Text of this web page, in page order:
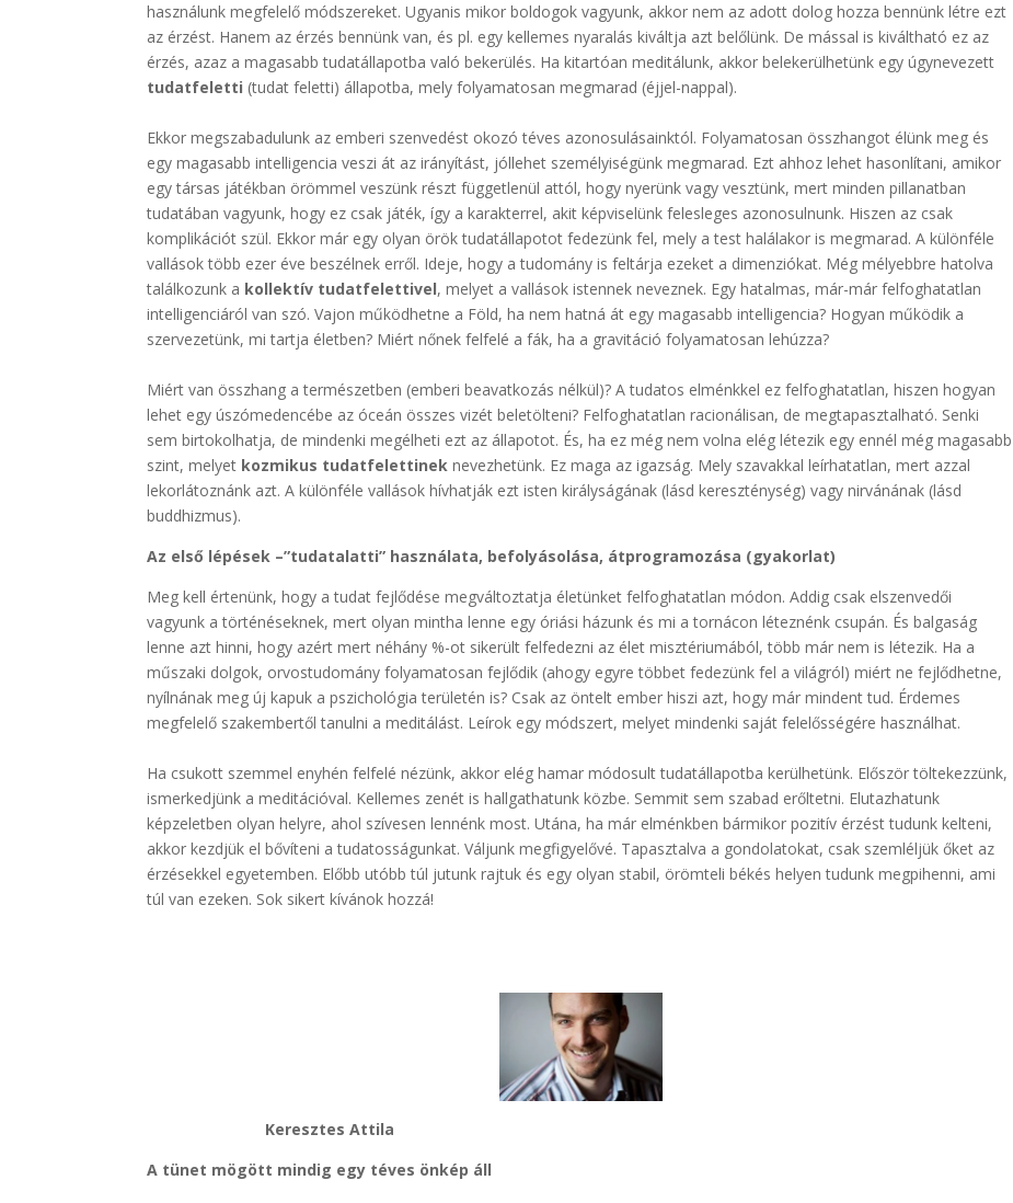
használunk megfelelő módszereket. Ugyanis mikor boldogok vagyunk, akkor nem az adott dolog hozza bennünk létre ezt
az érzést. Hanem az érzés bennünk van, és pl. egy kellemes nyaralás kiváltja azt belőlünk. De mással is kiváltható ez az
érzés, azaz a magasabb tudatállapotba való bekerülés. Ha kitartóan meditálunk, akkor belekerülhetünk egy úgynevezett
tudatfeletti (tudat feletti) állapotba, mely folyamatosan megmarad (éjjel-nappal).
Ekkor megszabadulunk az emberi szenvedést okozó téves azonosulásainktól. Folyamatosan összhangot élünk meg és
egy magasabb intelligencia veszi át az irányítást, jóllehet személyiségünk megmarad. Ezt ahhoz lehet hasonlítani, amikor
egy társas játékban örömmel veszünk részt függetlenül attól, hogy nyerünk vagy vesztünk, mert minden pillanatban
tudatában vagyunk, hogy ez csak játék, így a karakterrel, akit képviselünk felesleges azonosulnunk. Hiszen az csak
komplikációt szül. Ekkor már egy olyan örök tudatállapotot fedezünk fel, mely a test halálakor is megmarad. A különféle
vallások több ezer éve beszélnek erről. Ideje, hogy a tudomány is feltárja ezeket a dimenziókat. Még mélyebbre hatolva
találkozunk a kollektív tudatfelettivel, melyet a vallások istennek neveznek. Egy hatalmas, már-már felfoghatatlan
intelligenciáról van szó. Vajon működhetne a Föld, ha nem hatná át egy magasabb intelligencia? Hogyan működik a
szervezetünk, mi tartja életben? Miért nőnek felfelé a fák, ha a gravitáció folyamatosan lehúzza?
Miért van összhang a természetben (emberi beavatkozás nélkül)? A tudatos elménkkel ez felfoghatatlan, hiszen hogyan
lehet egy úszómedencébe az óceán összes vizét beletölteni? Felfoghatatlan racionálisan, de megtapasztalható. Senki
sem birtokolhatja, de mindenki megélheti ezt az állapotot. És, ha ez még nem volna elég létezik egy ennél még magasabb
szint, melyet kozmikus tudatfelettinek nevezhetünk. Ez maga az igazság. Mely szavakkal leírhatatlan, mert azzal
lekorlátoznánk azt. A különféle vallások hívhatják ezt isten királyságának (lásd kereszténység) vagy nirvánának (lásd
buddhizmus).
Az első lépések –”tudatalatti” használata, befolyásolása, átprogramozása (gyakorlat)
Meg kell értenünk, hogy a tudat fejlődése megváltoztatja életünket felfoghatatlan módon. Addig csak elszenvedői
vagyunk a történéseknek, mert olyan mintha lenne egy óriási házunk és mi a tornácon léteznénk csupán. És balgaság
lenne azt hinni, hogy azért mert néhány %-ot sikerült felfedezni az élet misztériumából, több már nem is létezik. Ha a
műszaki dolgok, orvostudomány folyamatosan fejlődik (ahogy egyre többet fedezünk fel a világról) miért ne fejlődhetne,
nyílnának meg új kapuk a pszichológia területén is? Csak az öntelt ember hiszi azt, hogy már mindent tud. Érdemes
megfelelő szakembertől tanulni a meditálást. Leírok egy módszert, melyet mindenki saját felelősségére használhat.
Ha csukott szemmel enyhén felfelé nézünk, akkor elég hamar módosult tudatállapotba kerülhetünk. Először töltekezzünk,
ismerkedjünk a meditációval. Kellemes zenét is hallgathatunk közbe. Semmit sem szabad erőltetni. Elutazhatunk
képzeletben olyan helyre, ahol szívesen lennénk most. Utána, ha már elménkben bármikor pozitív érzést tudunk kelteni,
akkor kezdjük el bővíteni a tudatosságunkat. Váljunk megfigyelővé. Tapasztalva a gondolatokat, csak szemléljük őket az
érzésekkel egyetemben. Előbb utóbb túl jutunk rajtuk és egy olyan stabil, örömteli békés helyen tudunk megpihenni, ami
túl van ezeken. Sok sikert kívánok hozzá!
Keresztes Attila
A tünet mögött mindig egy téves önkép áll